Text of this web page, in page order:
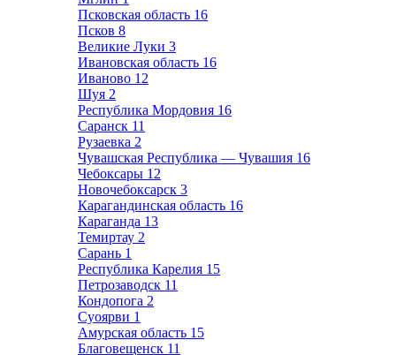
Псковская область 16
Псков 8
Великие Луки 3
Ивановская область 16
Иваново 12
Шуя 2
Республика Мордовия 16
Саранск 11
Рузаевка 2
Чувашская Республика — Чувашия 16
Чебоксары 12
Новочебоксарск 3
Карагандинская область 16
Караганда 13
Темиртау 2
Сарань 1
Республика Карелия 15
Петрозаводск 11
Кондопога 2
Суоярви 1
Амурская область 15
Благовещенск 11